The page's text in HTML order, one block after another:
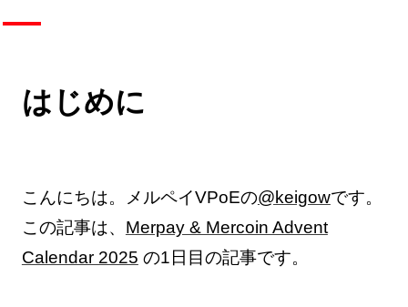
はじめに
こんにちは。メルペイVPoEの@keigowです。
この記事は、 Merpay & Mercoin Advent
Calendar 2025 の1日目の記事です。